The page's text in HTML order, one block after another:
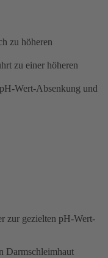
zu höheren
zu einer höheren
Wert-Absenkung und
zur gezielten pH-Wert-
Darmschleimhaut